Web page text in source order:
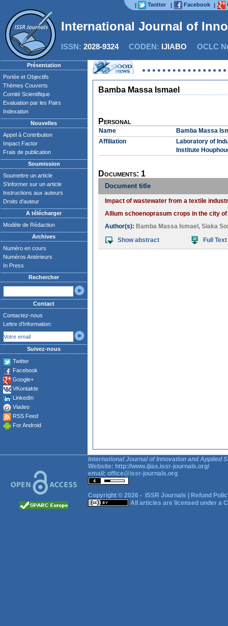
| Twitter | Facebook |
International Journal of
ISSN: 2028-9324CODEN: IJIABO OCLC
Présentation
Portée et Objectifs
Thèmes Couverts
Comité Scientifique
Evaluation par les Pairs
Indexation
Nouvelles
Appel à Contribution
Impact Factor
Frais de publication
Soumission
Soumettre un article
S'informer sur un article
Instructions aux auteurs
Droits d'auteur
A télécharger
Modèle de Rédaction
Archives
Numéro en cours
Numéros Antérieurs
In Press
Rechercher
Contact
Contactez-nous
Lettre d'Information:
Suivez-nous
Twitter
Facebook
Google+
VKontakte
LinkedIn
Viadeo
RSS Feed
For Android
Bamba Massa Ismael
Personal
Name
Bamba Massa
Affiliation
Laboratory of
Institute
Documents: 1
Document title
Impact of wastewater from a textile
Allium schoenoprasum crops in the city of
Author(s): Bamba Massa Ismael , Siaka
Show abstract
Full Text
International Journal of Innovation and Applied
Website: http://www.ijias.issr-journals.org/
email: office@issr-journals.org
Copyright © 2026 - ISSR Journals
Refund
All articles are licensed under a